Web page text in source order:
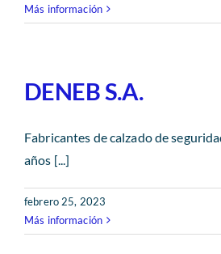
Más información
DENEB S.A.
Fabricantes de calzado de
años [...]
febrero 25, 2023
Más información